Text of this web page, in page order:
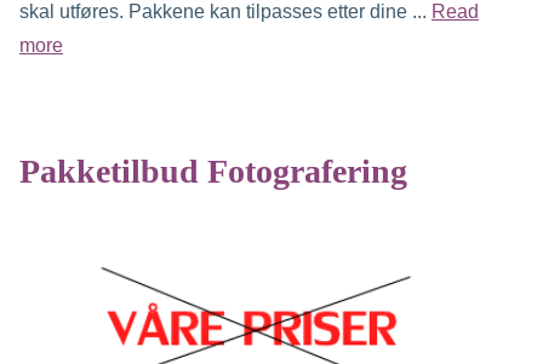
skal utføres. Pakkene kan tilpasses etter dine ... Read
more
Pakketilbud Fotografering